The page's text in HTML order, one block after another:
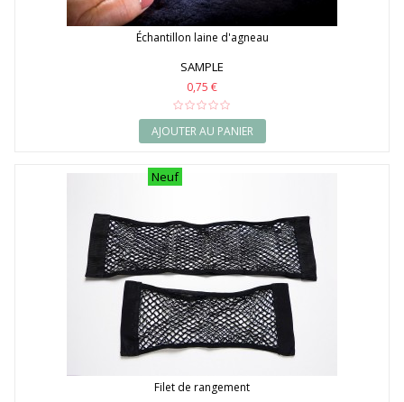
Échantillon laine d'agneau
SAMPLE
0,75 €
AJOUTER AU PANIER
Neuf
Filet de rangement